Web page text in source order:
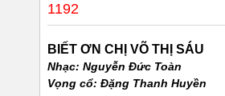
1192
BIẾT ƠN CHỊ VÕ THỊ SÁU
Nhạc: Nguyễn Đức Toàn
Vọng cổ: Đặng Thanh Huyền